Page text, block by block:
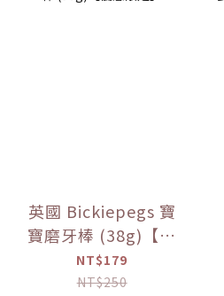
英國 Bickiepegs 寶
寶磨牙棒 (38g)【優
惠限定】
NT$179
NT$250